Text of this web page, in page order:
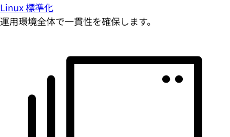
Linux 標準化
運用環境全体で一貫性を確保します。